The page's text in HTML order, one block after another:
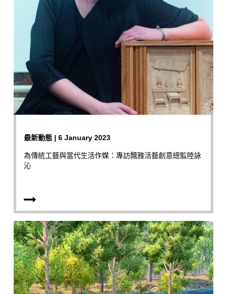
最新動態 | 6 January 2023
為傳統工藝與當代生活作媒：專訪飄雅活藝創意總監陸詠
沁